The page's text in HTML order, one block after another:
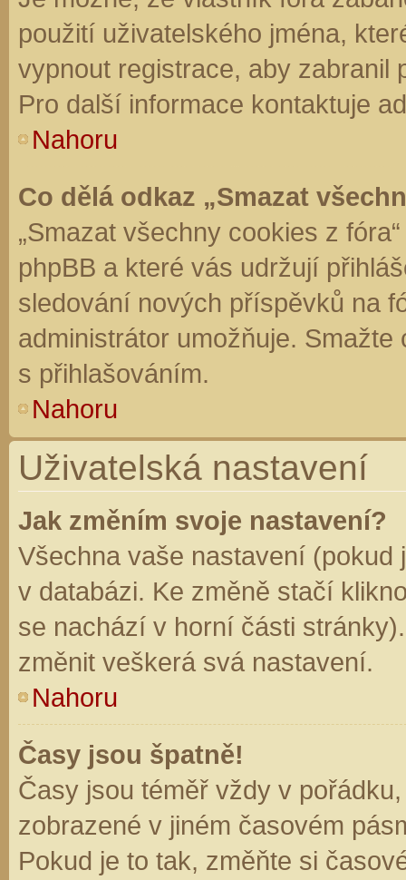
použití uživatelského jména,
vypnout registrace, aby zabranil
Pro další informace kontaktuje
Nahoru
Co dělá odkaz „Smazat
„Smazat všechny cookies z
phpBB a které vás udržují
sledování nových příspěvků na
administrátor umožňuje.
s přihlašováním.
Nahoru
Uživatelská nastavení
Jak změním svoje nastavení?
Všechna vaše nastavení (pokud
v databázi. Ke změně stačí
se nachází v horní části
změnit veškerá svá nastavení.
Nahoru
Časy jsou špatně!
Časy jsou téměř vždy v
zobrazené v jiném časovém
Pokud je to tak, změňte si